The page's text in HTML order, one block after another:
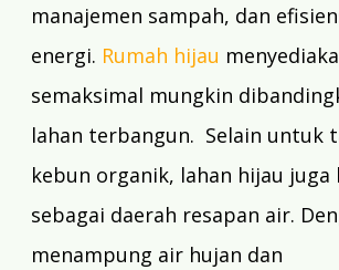
manajemen sampah, dan
energi. Rumah hijau
semaksimal mungkin
lahan terbangun. Selain untuk
kebun organik, lahan hijau juga
sebagai daerah resapan air.
menampung air hujan dan